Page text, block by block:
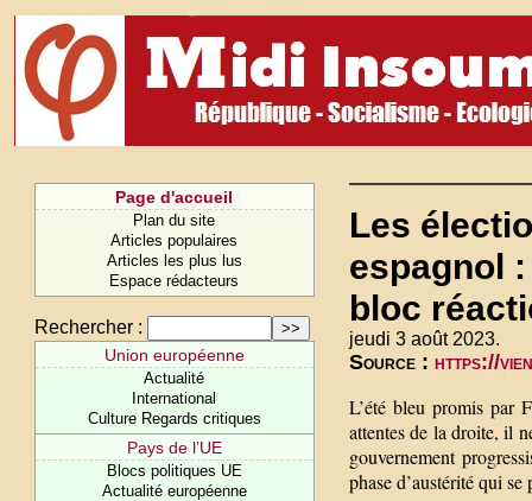
Page d'accueil
Plan du site
Articles populaires
Articles les plus lus
Espace rédacteurs
Rechercher :
Union européenne
Actualité
International
Culture Regards critiques
Pays de l’UE
Blocs politiques UE
Actualité européenne
Les
espagnol
bloc
jeudi 3 août 2023.
Source : https://
L’été bleu promis par
attentes de la droite, il
gouvernement
phase d’austérité qui